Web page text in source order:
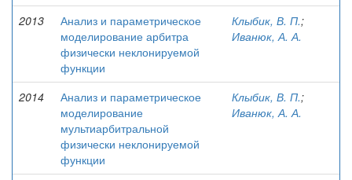
2013
Анализ и параметрическое
моделирование арбитра
физически неклонируемой
функции
Клыбик, В. П.;
Иванюк, А. А.
2014
Анализ и параметрическое
моделирование
мультиарбитральной
физически неклонируемой
функции
Клыбик, В. П.;
Иванюк, А. А.